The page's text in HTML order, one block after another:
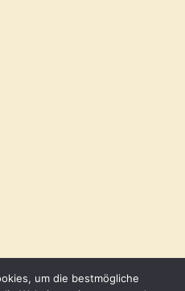
um die bestmögliche